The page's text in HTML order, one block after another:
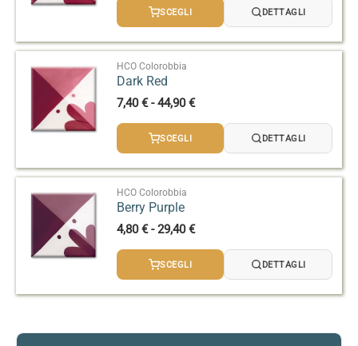
prezzo:
a
SCEGLI DETTAGLI
HCO Colorobbia
Dark Red
7,40€ - 44,90€Fascia
prezzo:
a
SCEGLI DETTAGLI
HCO Colorobbia
Berry Purple
4,80€ - 29,40€Fascia
prezzo:
SCEGLI DETTAGLI